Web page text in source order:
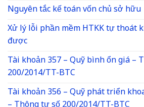
Nguyên tắc kế toán vốn chủ sở hữu
Xử lý lỗi phần mềm HTKK tự thoát
được
Tài khoản 357 – Quỹ bình ổn giá –
200/2014/TT-BTC
Tài khoản 356 – Quỹ phát triển